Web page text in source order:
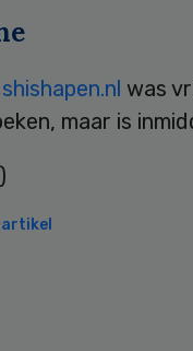
shishapen.nl was
maar is
artikel